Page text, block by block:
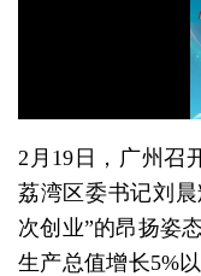
2月19日，广州召
荔湾区委书记刘
次创业”的昂扬姿
生产总值增长5%